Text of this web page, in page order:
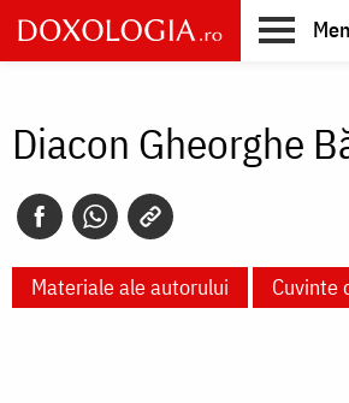
Skip
to
main
Diacon Gheorghe
Materiale ale autorului Cuvinte